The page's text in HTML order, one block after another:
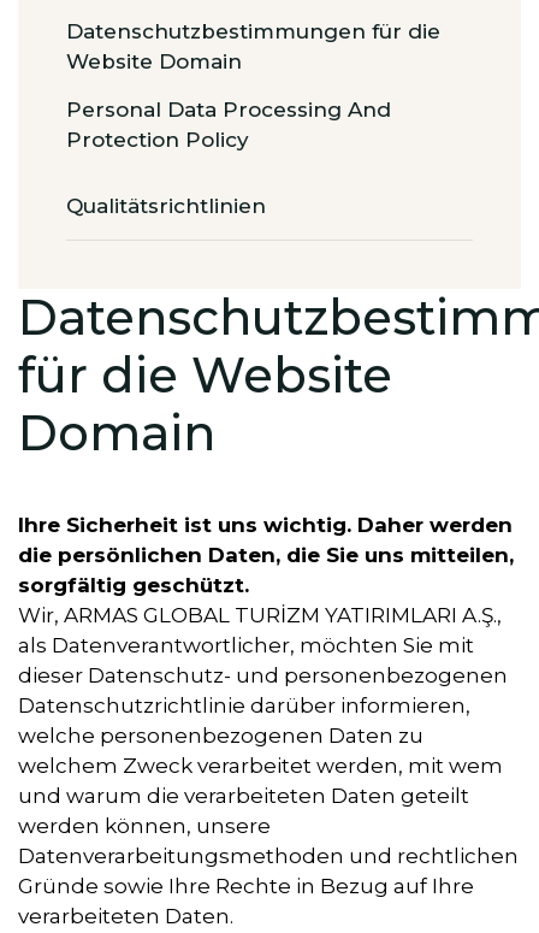
Datenschutzbestimmungen für die
Website Domain
Personal Data Processing And
Protection Policy
Qualitätsrichtlinien
für die Website
Domain
Ihre Sicherheit ist uns wichtig. Daher werden
die persönlichen Daten, die Sie uns mitteilen,
sorgfältig geschützt.
Wir, ARMAS GLOBAL TURİZM YATIRIMLARI A.Ş.,
als Datenverantwortlicher, möchten Sie mit
dieser Datenschutz- und personenbezogenen
Datenschutzrichtlinie darüber informieren,
welche personenbezogenen Daten zu
welchem Zweck verarbeitet werden, mit wem
und warum die verarbeiteten Daten geteilt
werden können, unsere
Datenverarbeitungsmethoden und rechtlichen
Gründe sowie Ihre Rechte in Bezug auf Ihre
verarbeiteten Daten.